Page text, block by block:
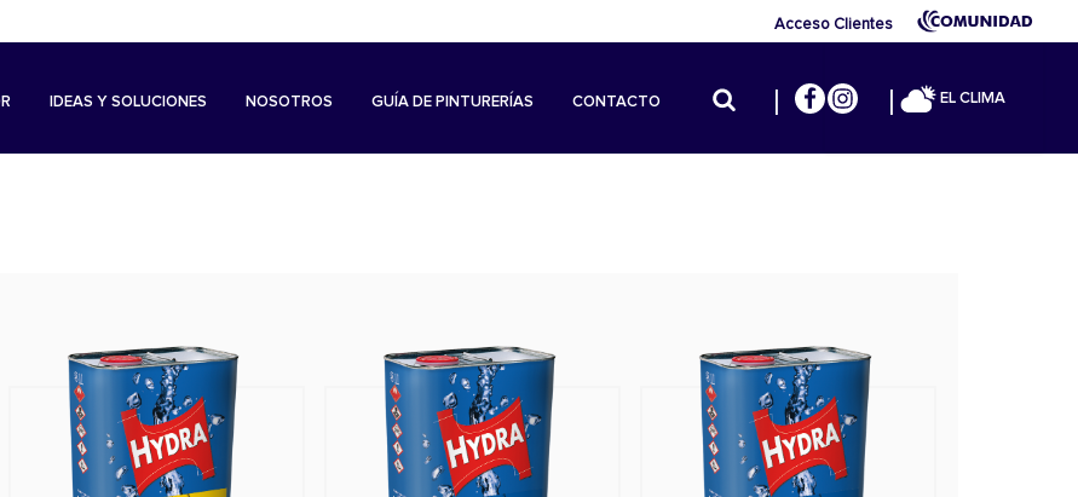
Acceso Clientes
IDEAS Y SOLUCIONES NOSOTROS GUÍA DE PINTURERÍAS CONTACTO EL CLIMA